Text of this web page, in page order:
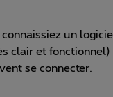
connaissiez un
clair et
se connecter.